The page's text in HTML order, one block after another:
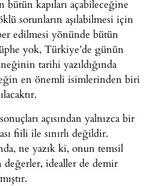
bütün kapıları açabileceğine
sorunların aşılabilmesi için
edilmesi yönünde bütün
yok, Türkiye’de günün
tarihi yazıldığında
en önemli isimlerinden biri
açısından yalnızca bir
fiili ile sınırlı değildir.
ne yazık ki, onun temsil
idealler de demir